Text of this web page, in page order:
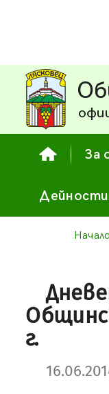
За
Дейности
Начало
г.